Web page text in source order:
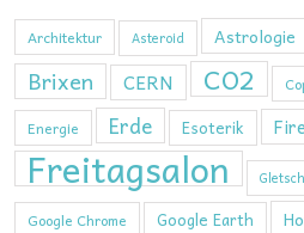
Architektur Asteroid Astrologie
Brixen CERN CO2
Energie
Erde Esoterik
Freitagsalon
Google Chrome Google Earth